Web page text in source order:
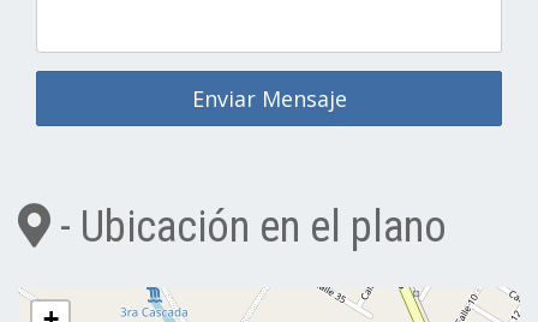
Enviar Mensaje
- Ubicación en el plano